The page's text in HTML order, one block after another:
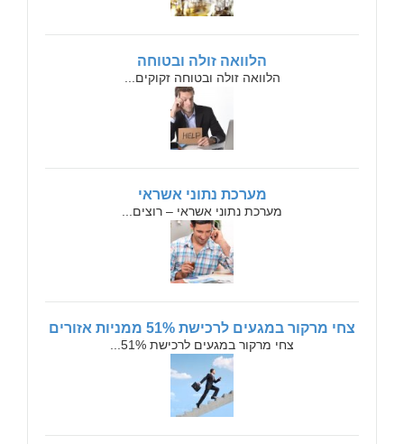
הלוואה זולה ובטוחה
הלוואה זולה ובטוחה זקוקים...
מערכת נתוני אשראי
מערכת נתוני אשראי – רוצים...
צחי מרקור במגעים לרכישת 51% ממניות אזורים
צחי מרקור במגעים לרכישת 51%...